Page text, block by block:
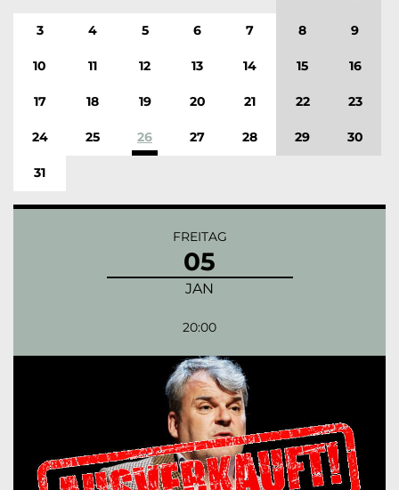
3 4 5 6 7 8 9
10 11 12 13 14 15 16
17 18 19 20 21 22 23
24 25 26 27 28 29 30
31
FREITAG
05
JAN
20:00